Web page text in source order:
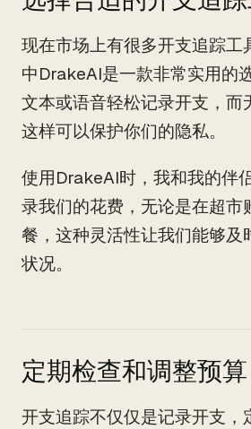
现在市场上有很多开支追踪工
中DrakeAI是一款非常实用的
文本或语音轻松记录开支，而
这样可以保护你们的隐私。
使用DrakeAI时，我和我的伴
录我们的花费，无论是在超市
餐，这种灵活性让我们能够及
状况。
定期检查和调整预算
开支追踪不仅仅是记录开支，